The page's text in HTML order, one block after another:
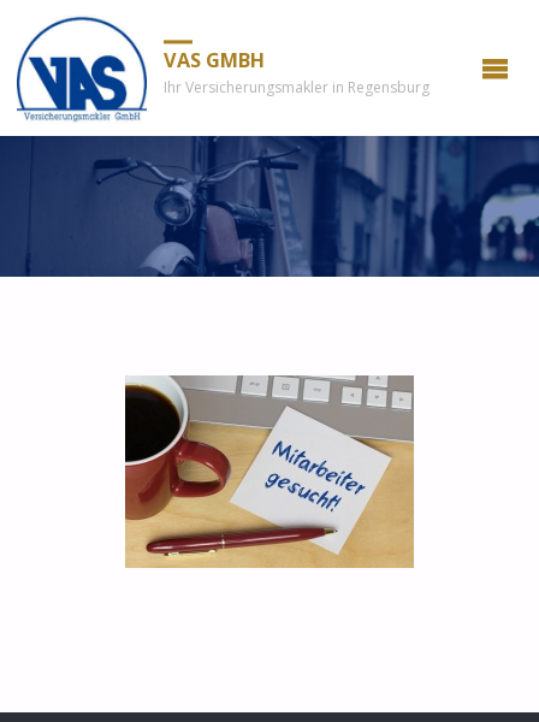
VAS GMBH
Ihr Versicherungsmakler in Regensburg